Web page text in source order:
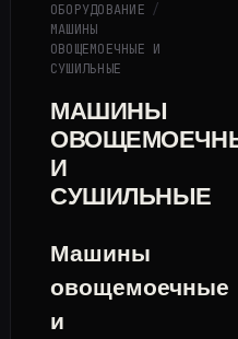
ОБОРУДОВАНИЕ /
МАШИНЫ
ОВОЩЕМОЕЧНЫЕ И
СУШИЛЬНЫЕ
МАШИНЫ
И
СУШИЛЬНЫЕ
Машины
овощемоечные
и